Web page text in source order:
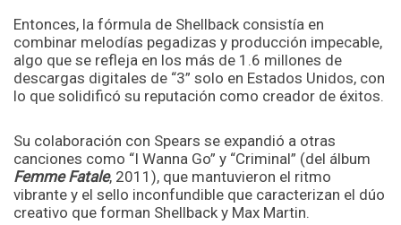
Entonces, la fórmula de Shellback consistía en
combinar melodías pegadizas y producción impecable,
algo que se refleja en los más de 1.6 millones de
descargas digitales de “3” solo en Estados Unidos, con
lo que solidificó su reputación como creador de éxitos.
Su colaboración con Spears se expandió a otras
canciones como “I Wanna Go” y “Criminal” (del álbum
Femme Fatale, 2011), que mantuvieron el ritmo
vibrante y el sello inconfundible que caracterizan el dúo
creativo que forman Shellback y Max Martin.